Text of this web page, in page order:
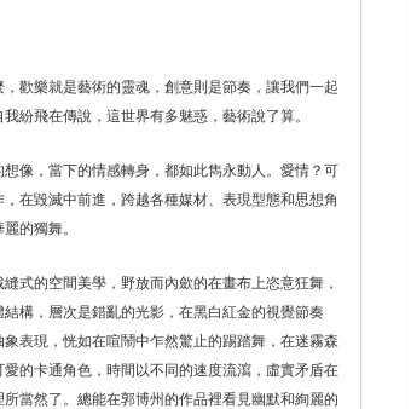
歡樂就是藝術的靈魂，創意則是節奏，讓我們一起
紛飛在傳說，這世界有多魅惑，藝術說了算。
像，當下的情感轉身，都如此雋永動人。愛情？可
在毀滅中前進，跨越各種媒材、表現型態和思想角
的獨舞。
式的空間美學，野放而內歛的在畫布上恣意狂舞，
構，層次是錯亂的光影，在黑白紅金的視覺節奏
表現，恍如在喧鬧中乍然驚止的踢踏舞，在迷霧森
的卡通角色，時間以不同的速度流瀉，虛實矛盾在
當然了。總能在郭博州的作品裡看見幽默和絢麗的